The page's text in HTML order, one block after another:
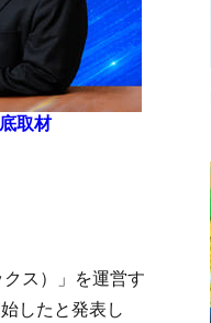
取材
ス）」を運営す
したと発表し